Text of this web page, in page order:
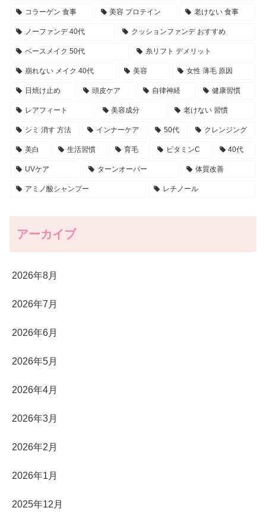
コラーゲン 食事 美容 プロテイン 老けない 食事
ノーファンデ 40代 クッションファンデ おすすめ
ベースメイク 50代 糸リフト デメリット
崩れない メイク 40代 美容 女性 薄毛 原因
日焼け止め 頭皮ケア 自律神経 健康習慣
レアフィート 美容成分 老けない 習慣
シミ 消す 方法 インナーケア 50代 クレンジング
美白 生活習慣 育毛 ビタミンC 40代
UVケア ターンオーバー 体質改善
アミノ酸シャンプー レチノール
アーカイブ
2026年8月
2026年7月
2026年6月
2026年5月
2026年4月
2026年3月
2026年2月
2026年1月
2025年12月